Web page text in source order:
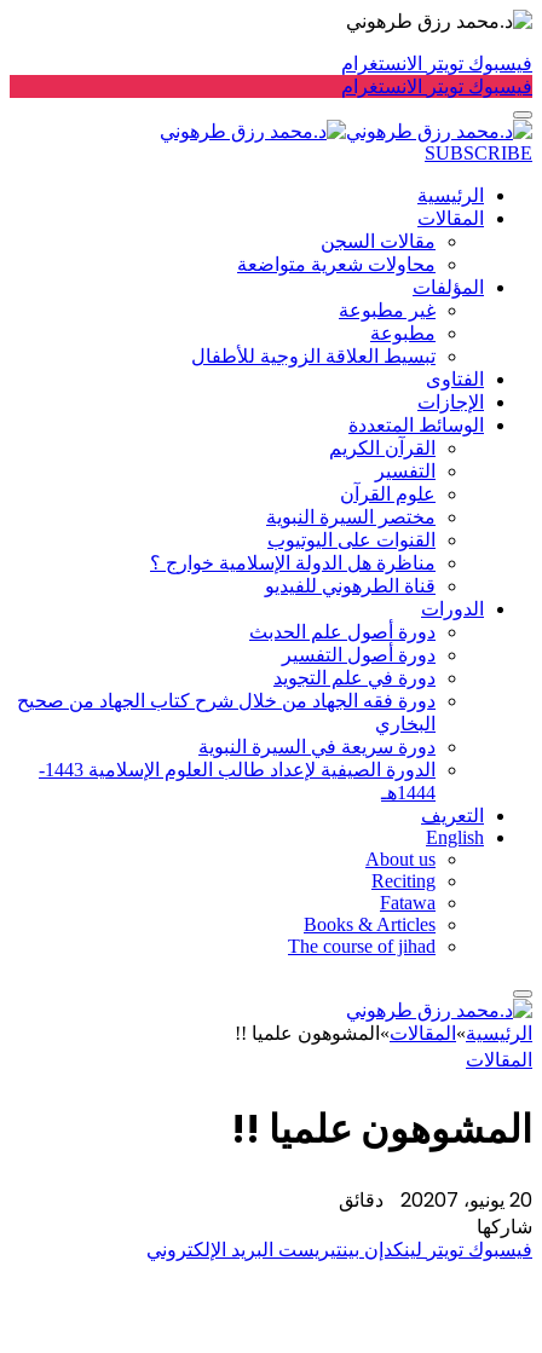
فيسبوك تويتر
الانستغرام
فيسبوك تويتر الانستغرام
SUBSCRIBE
الرئيسية
المقالات
مقالات السجن
محاولات شعرية متواضعة
المؤلفات
غير مطبوعة
مطبوعة
تبسيط العلاقة الزوجية للأطفال
الفتاوى
الإجازات
الوسائط المتعددة
القرآن الكريم
التفسير
علوم القرآن
مختصر السيرة النبوية
القنوات على اليوتيوب
مناظرة هل الدولة الإسلامية خوارج ؟
قناة الطرهوني للفيديو
الدورات
دورة أصول علم الحدبث
دورة أصول التفسير
دورة في علم التجويد
دورة فقه الجهاد من خلال شرح كتاب الجهاد من صحيح
البخاري
دورة سريعة في السيرة النبوية
الدورة الصيفية لإعداد طالب العلوم الإسلامية 1443-
1444هـ
التعريف
English
About us
Reciting
Fatawa
Books & Articles
The course of jihad
الرئيسية» المقالات» المشوهون علميا !!
المقالات
المشوهون علميا !!
20 يونيو، 2020 7 دقائق
شاركها
فيسبوك تويتر لينكدإن بينتيريست البريد الإلكتروني